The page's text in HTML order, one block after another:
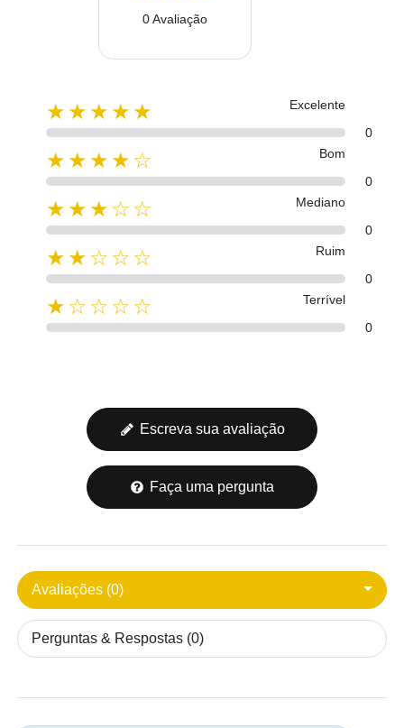
0 Avaliação
★★★★★
Excelente
0
★★★★☆
Bom
0
★★★☆☆
Mediano
0
★★☆☆☆
Ruim
0
★☆☆☆☆
Terrível
0
Escreva sua avaliação
Faça uma pergunta
Avaliações (0)
Perguntas & Respostas (0)